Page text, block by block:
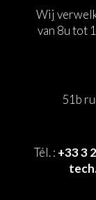
Wij
van 8u tot
51b
Tél. : +33 3